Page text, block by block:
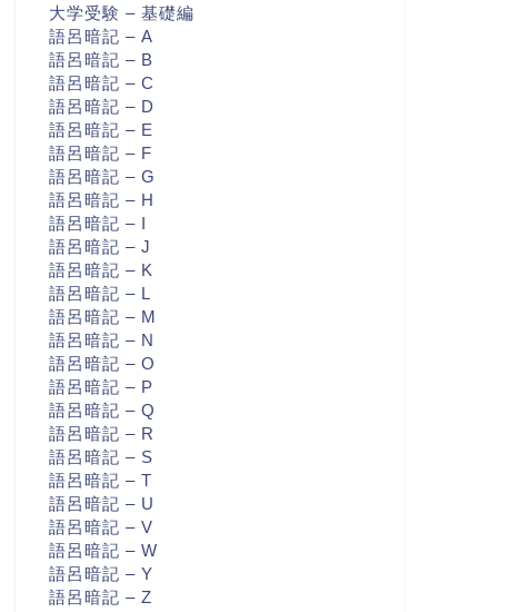
大学受験 – 基礎編
語呂暗記 – A
語呂暗記 – B
語呂暗記 – C
語呂暗記 – D
語呂暗記 – E
語呂暗記 – F
語呂暗記 – G
語呂暗記 – H
語呂暗記 – I
語呂暗記 – J
語呂暗記 – K
語呂暗記 – L
語呂暗記 – M
語呂暗記 – N
語呂暗記 – O
語呂暗記 – P
語呂暗記 – Q
語呂暗記 – R
語呂暗記 – S
語呂暗記 – T
語呂暗記 – U
語呂暗記 – V
語呂暗記 – W
語呂暗記 – Y
語呂暗記 – Z